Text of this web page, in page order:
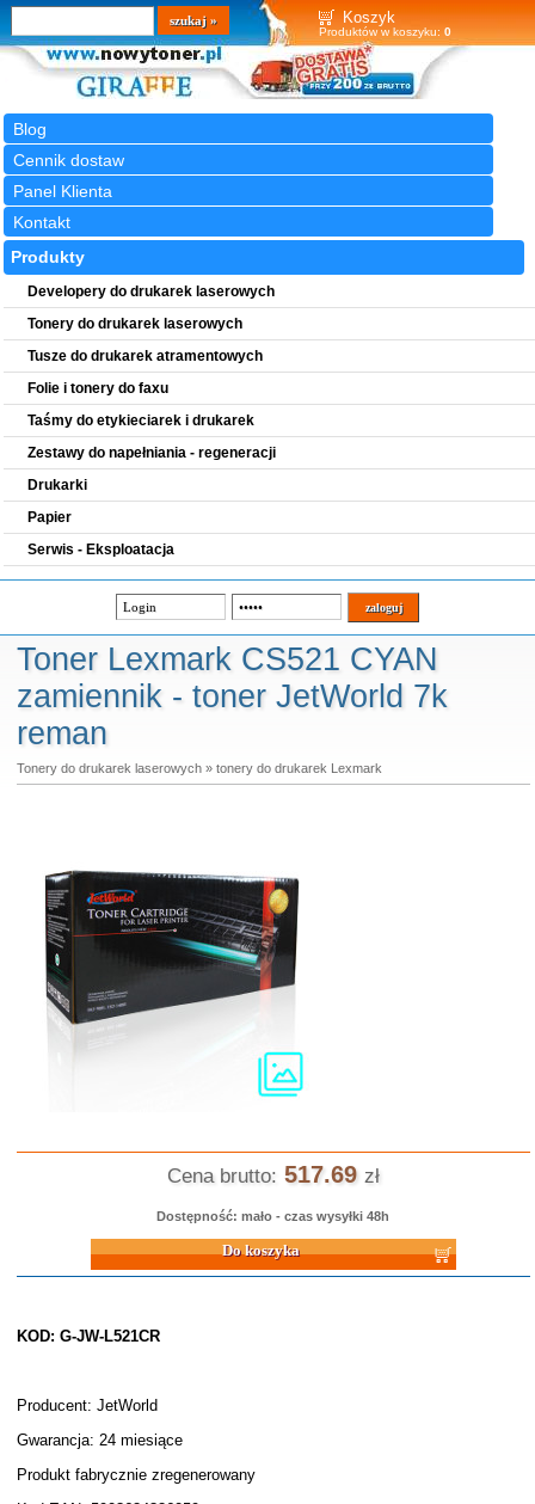
Koszyk
Produktów w koszyku: 0
Blog
Cennik dostaw
Panel Klienta
Kontakt
Wyszukiwarka
szukaj
Produkty
Developery do drukarek laserowych
Tonery do drukarek laserowych
Tusze do drukarek atramentowych
Folie i tonery do faxu
Taśmy do etykieciarek i drukarek
Zestawy do napełniania - regeneracji
Drukarki
Papier
Serwis - Eksploatacja
Toner Lexmark CS521 CYAN
zamiennik - toner JetWorld 7k
reman
Tonery do drukarek laserowych» tonery do drukarek Lexmark
Cena brutto: 517.69 zł
Dostępność: mało - czas wysyłki 48h
Do koszyka
KOD: G-JW-L521CR
Producent: JetWorld
Gwarancja: 24 miesiące
Produkt fabrycznie zregenerowany